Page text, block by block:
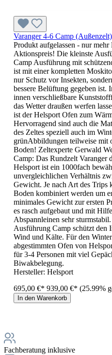
Varanger 4-6 Camp (Außenzelt)
Produkt aufgelassen - nur
Aktionspreis! Die kleinste
Camp Ausführung mit
ist mit einer kompletten
nur Schutz vor Insekten,
bessere Belüftung gegeben ist.
innen verschließbare
das Wetter draußen werfen
ist der Helsport Ofen zum
Hervorragend sind auch die
des Zeltes speziell auch im
grünAbbildungen teilweise mit
Boden! Zeltexperte Gerwald
Camp: Das Rundzelt Varanger
Helsport ist ein 1000fach
unvergleichlichen Verhältnis
Gewicht. Je nach Art des Trips
Boden kombiniert werden um
minimales Gewicht zur ersten
es rasch aufgebaut und mit
Abspannleinen sehr
Ausführung Camp schützt den
Wind und Kälte. Für den
abgestimmten Ofen von
für 3-4 Personen mit viel
Biwakbelegung.
Hersteller: Helsport
695,00 €* 939,00 €* (25.99%
In den Warenkorb
Fachberatung inklusive